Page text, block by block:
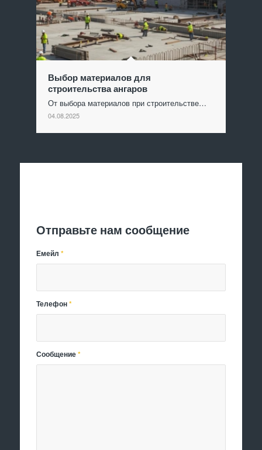
Выбор материалов для
строительства ангаров
От выбора материалов при строительстве…
04.08.2025
Отправьте нам сообщение
Емейл*
Телефон*
Сообщение*